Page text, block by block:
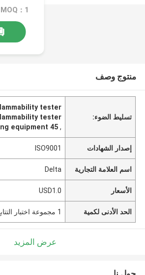
منتوج وصف
تسليط الضوء:
tester
tester
,
45 degree fire testing equipment
إصدار الشهادات ISO9001
اسم العلامة التجارية Delta
الأسعار USD1.0
الحد الأدنى لكمية 1 مجموعة اختبار التتابع
عرض المزيد